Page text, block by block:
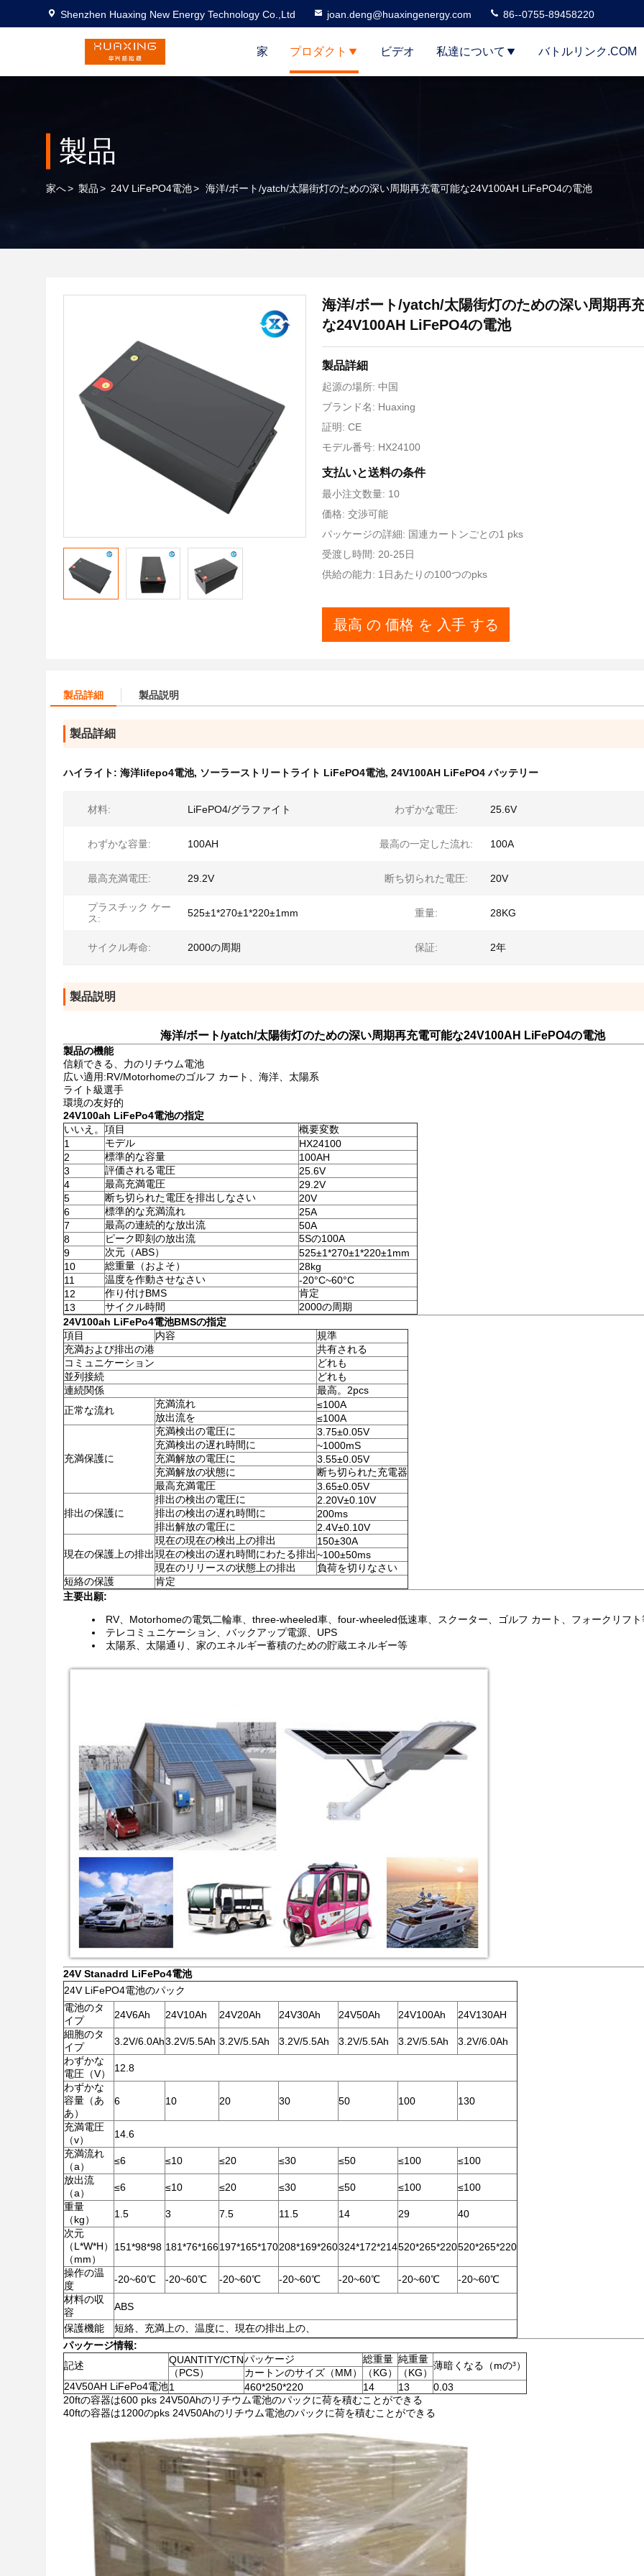
Shenzhen Huaxing New Energy Technology Co.,Ltd joan.deng@huaxingenergy.com 86--0755-89458220
家 プロダクト ビデオ 私達について バトルリンク.COM
製品
家へ> 製品> 24V LiFePO4電池> 海洋/ボート/yatch/太陽街灯のための深い周期再充電可能な24V100AH LiFePO4の電池
海洋/ボート/yatch/太陽街灯のための深い周期再
な24V100AH LiFePO4の電池
製品詳細
起源の場所: 中国
ブランド名: Huaxing
証明: CE
モデル番号: HX24100
支払いと送料の条件
最小注文数量: 10
価格: 交渉可能
パッケージの詳細: 国連カートンごとの1 pks
受渡し時間: 20-25日
供給の能力: 1日あたりの100つのpks
最高 の 価格 を 入手 する
製品詳細 製品説明
製品詳細
ハイライト: 海洋lifepo4電池, ソーラーストリートライト LiFePO4電池, 24V100AH LiFePO4 バッテリー
材料: LiFePO4/グラファイト わずかな電圧: 25.6V
わずかな容量: 100AH 最高の一定した流れ: 100A
最高充満電圧: 29.2V 断ち切られた電圧: 20V
プラスチック ケー
ス:
525±1*270±1*220±1mm 重量: 28KG
サイクル寿命: 2000の周期 保証: 2年
製品説明
海洋/ボート/yatch/太陽街灯のための深い周期再充電可能な24V100AH LiFePO4の電池
製品の機能
信頼できる、力のリチウム電池
広い適用:RV/Motorhomeのゴルフ カート、海洋、太陽系
ライト級選手
環境の友好的
24V100ah LiFePo4電池の指定
いいえ。 項目
概要変数
1
モデル
HX24100
2
標準的な容量
100AH
3
評価される電圧
25.6V
4
最高充満電圧
29.2V
5
断ち切られた電圧を排出しなさい
20V
6
標準的な充満流れ
25A
7
最高の連続的な放出流
50A
8
ピーク即刻の放出流
5Sの100A
9
次元（ABS）
525±1*270±1*220±1mm
10
総重量（およそ）
28kg
11
温度を作動させなさい
-20°C~60°C
12
作り付けBMS
肯定
13
サイクル時間
2000の周期
24V100ah LiFePo4電池BMSの指定
項目
内容
規準
充満および排出の港
共有される
コミュニケーション
どれも
並列接続
どれも
連続関係
最高。2pcs
正常な流れ
充満流れ
≤100A
放出流を
≤100A
充満保護に
充満検出の電圧に
3.75±0.05V
充満検出の遅れ時間に
~1000mS
充満解放の電圧に
3.55±0.05V
充満解放の状態に
断ち切られた充電器
最高充満電圧
3.65±0.05V
排出の保護に
排出の検出の電圧に
2.20V±0.10V
排出の検出の遅れ時間に
200ms
排出解放の電圧に
2.4V±0.10V
現在の保護上の排出
現在の現在の検出上の排出
150±30A
現在の検出の遅れ時間にわたる排出~100±50ms
現在のリリースの状態上の排出
負荷を切りなさい
短絡の保護
肯定
主要出願:
RV、Motorhomeの電気二輪車、three-wheeled車、four-wheeled低速車、スクーター、ゴルフ カート、フォークリフト
テレコミュニケーション、バックアップ電源、UPS
太陽系、太陽通り、家のエネルギー蓄積のための貯蔵エネルギー等
24V Stanadrd LiFePo4電池
24V LiFePO4電池のパック
電池のタ
イプ
24V6Ah 24V10Ah 24V20Ah 24V30Ah 24V50Ah 24V100Ah
24V130AH
細胞のタ
イプ
3.2V/6.0Ah3.2V/5.5Ah 3.2V/5.5Ah 3.2V/5.5Ah 3.2V/5.5Ah 3.2V/5.5Ah
3.2V/6.0Ah
わずかな
電圧（V）
12.8
わずかな
容量（あ
あ）
6 10 20 30 50 100 130
充満電圧
（v）
14.6
充満流れ
（a）
≤6 ≤10 ≤20 ≤30 ≤50 ≤100
≤100
放出流
（a）
≤6 ≤10 ≤20 ≤30 ≤50 ≤100
≤100
重量
（kg）
1.5 3 7.5 11.5 14 29
40
次元
（L*W*H）
（mm）
151*98*98 181*76*166197*165*170208*169*260324*172*214520*265*220520*265*220
操作の温
度
-20~60℃ -20~60℃ -20~60℃ -20~60℃ -20~60℃ -20~60℃
-20~60℃
材料の収
容
ABS
保護機能
短絡、充満上の、温度に、現在の排出上の、
パッケージ情報:
記述
QUANTITY/CTNパッケージ 総重量 純重量
薄暗くなる（mの³）
（PCS） カートンのサイズ（MM） （KG）
（KG）
24V50AH LiFePo4電池1 460*250*220 14 13
0.03
20ftの容器は600 pks 24V50Ahのリチウム電池のパックに荷を積むことができる
40ftの容器は1200のpks 24V50Ahのリチウム電池のパックに荷を積むことができる